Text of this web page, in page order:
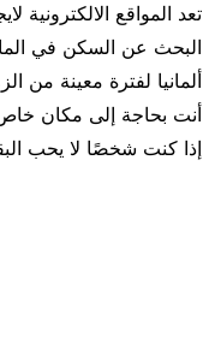
تعد المواقع الالكترونية
البحث عن السكن في
ألمانيا لفترة معينة من
أنت بحاجة إلى مكان
إذا كنت شخصًا لا يحب